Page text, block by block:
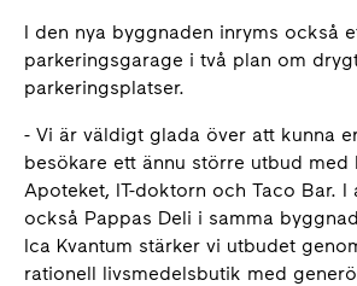
I den nya byggnaden inryms också
parkeringsgarage i två plan om
parkeringsplatser.
- Vi är väldigt glada över att kunna
besökare ett ännu större utbud med
Apoteket, IT-doktorn och Taco Bar.
också Pappas Deli i samma
Ica Kvantum stärker vi utbudet
rationell livsmedelsbutik med